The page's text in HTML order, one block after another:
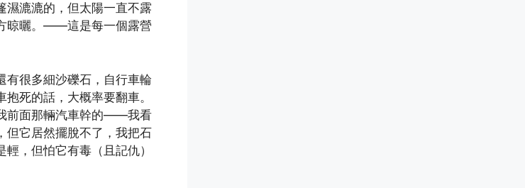
濕漉漉的，但太陽一直不露
晾曬。——這是每一個露營
有很多細沙礫石，自行車輪
死的話，大概率要翻車。
前面那輛汽車幹的——我看
但它居然擺脫不了，我把石
，但怕它有毒（且記仇）